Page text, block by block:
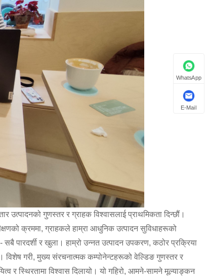
उत्पादनको गुणस्तर र ग्राहक विश्वासलाई प्राथमिकता दिन्छौं।
क्रममा, ग्राहकले हाम्रा आधुनिक उत्पादन सुविधाहरूको
पारदर्शी र खुला। हाम्रो उन्नत उत्पादन उपकरण, कठोर प्रक्रिया
विशेष गरी, मुख्य संरचनात्मक कम्पोनेन्टहरूको वेल्डिङ गुणस्तर र
र स्थिरतामा विश्वास दिलायो। यो गहिरो, आमने-सामने मूल्याङ्कन
WhatsApp
E-Mail